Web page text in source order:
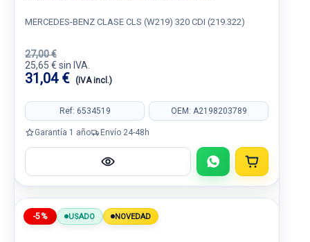
MERCEDES-BENZ CLASE CLS (W219) 320 CDI (219.322)
27,00 €
25,65 € sin IVA.
31,04 € (IVA incl.)
Ref: 6534519 OEM: A2198203789
Garantía 1 año Envío 24-48h
-5% USADO NOVEDAD